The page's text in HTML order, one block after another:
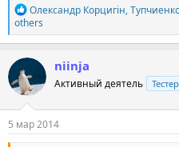
R
e
a
c
t
i
o
n
s
:
Олександр Корцигін,
others
niinja
Активный деятель Тестер
5 мар 2014